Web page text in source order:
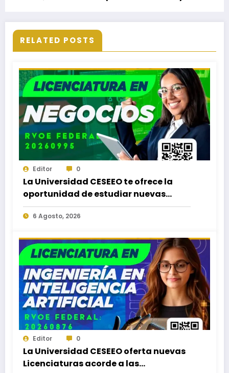
RELATED POSTS
Editor 0
La Universidad CESEEO te ofrece la
oportunidad de estudiar nuevas
Licenciaturas en los Campus Oaxaca,
Puerto Escondido, Ixtepec y en la
6 Agosto, 2026
Editor 0
La Universidad CESEEO oferta nuevas
Licenciaturas acorde a las